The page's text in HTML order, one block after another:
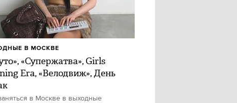
«Супержатва», Girls
Era, «Велодвиж», День
в Москве в выходные
В МОСКВЕ